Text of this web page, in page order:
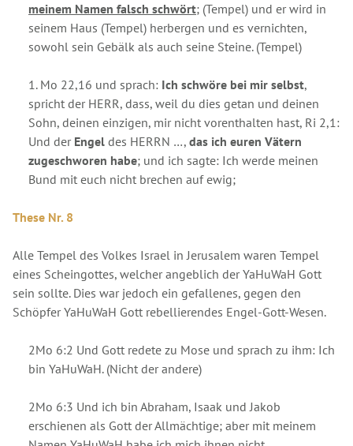
meinem Namen falsch schwört; (Tempel) und er wird in
seinem Haus (Tempel) herbergen und es vernichten,
sowohl sein Gebälk als auch seine Steine. (Tempel)
1. Mo 22,16 und sprach: Ich schwöre bei mir selbst,
spricht der HERR, dass, weil du dies getan und deinen
Sohn, deinen einzigen, mir nicht vorenthalten hast, Ri 2,1:
Und der Engel des HERRN …, das ich euren Vätern
zugeschworen habe; und ich sagte: Ich werde meinen
Bund mit euch nicht brechen auf ewig;
These Nr. 8
Alle Tempel des Volkes Israel in Jerusalem waren Tempel
eines Scheingottes, welcher angeblich der YaHuWaH Gott
sein sollte. Dies war jedoch ein gefallenes, gegen den
Schöpfer YaHuWaH Gott rebellierendes Engel-Gott-Wesen.
2Mo 6:2 Und Gott redete zu Mose und sprach zu ihm: Ich
bin YaHuWaH. (Nicht der andere)
2Mo 6:3 Und ich bin Abraham, Isaak und Jakob
erschienen als Gott der Allmächtige; aber mit meinem